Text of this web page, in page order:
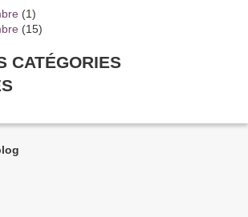
(1)
(15)
CATÉGORIES